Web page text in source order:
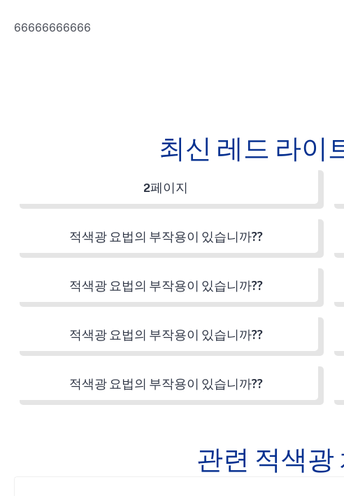
66666666666
최신 레드 라이
2페이지
적색광 요법의 부작용이 있습니까??
적색광 요법의 부작용이 있습니까??
적색광 요법의 부작용이 있습니까??
적색광 요법의 부작용이 있습니까??
관련 적색광